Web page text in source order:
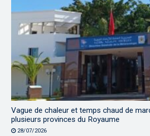
Vague de chaleur et temps chaud de
plusieurs provinces du Royaume
28/07/2026